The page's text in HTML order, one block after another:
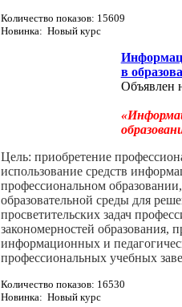
Количество показов: 15609
Новинка: Новый курс
в
Объявлен
Цель: приобретение
использование средств
профессиональном
образовательной среды для
просветительских задач
закономерностей образования,
информационных и
профессиональных учебных
Количество показов: 16530
Новинка: Новый курс